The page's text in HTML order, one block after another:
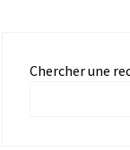
Chercher une